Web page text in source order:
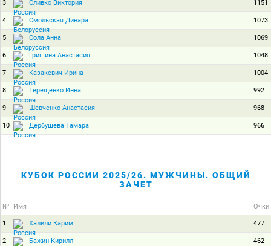
3 Сливко Виктория 1151
4 Смольская Динара 1073
5 Сола Анна 1069
6 Гришина Анастасия 1048
7 Казакевич Ирина 1004
8 Терещенко Инна 992
9 Шевченко Анастасия 968
10 Дербушева Тамара 966
КУБОК РОССИИ 2025/26. МУЖЧИНЫ. ОБЩИЙ
ЗАЧЕТ
№ Имя Очки
1 Халили Карим 477
2 Бажин Кирилл 462